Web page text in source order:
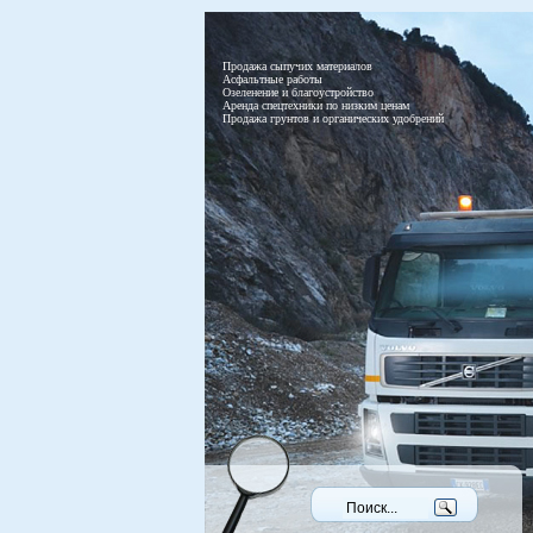
Продажа сыпучих материалов
Асфальтные работы
Озеленение и благоустройство
Аренда спецтехники по низким ценам
Продажа грунтов и органических удобрений